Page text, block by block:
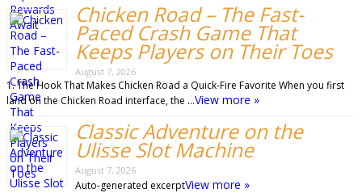
Chicken Road – The Fast-
Paced Crash Game That
Keeps Players on Their Toes
August 7, 2026
1. The Hook That Makes Chicken Road a Quick‑Fire Favorite When you first
land on the Chicken Road interface, the …View more »
Classic Adventure on the
Ulisse Slot Machine
August 7, 2026
Auto-generated excerptView more »